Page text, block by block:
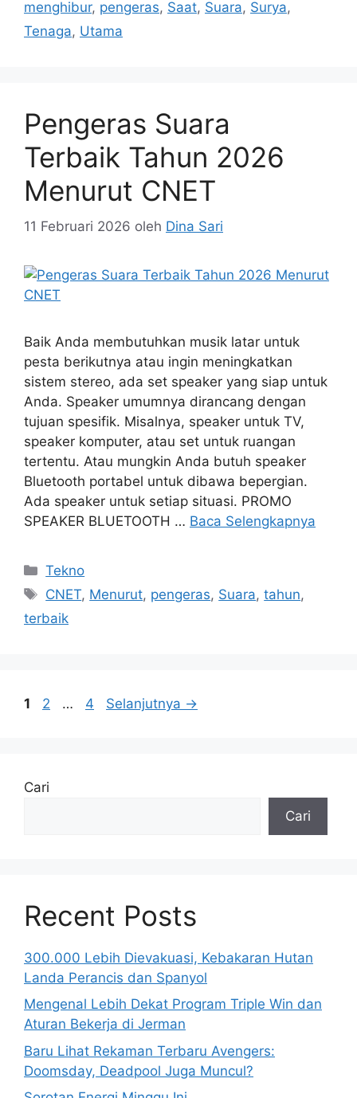
menghibur, pengeras, Saat, Suara, Surya,
Tenaga, Utama
Pengeras Suara
Terbaik Tahun 2026
Menurut CNET
11 Februari 2026 oleh Dina Sari
Baik Anda membutuhkan musik latar untuk
pesta berikutnya atau ingin meningkatkan
sistem stereo, ada set speaker yang siap untuk
Anda. Speaker umumnya dirancang dengan
tujuan spesifik. Misalnya, speaker untuk TV,
speaker komputer, atau set untuk ruangan
tertentu. Atau mungkin Anda butuh speaker
Bluetooth portabel untuk dibawa bepergian.
Ada speaker untuk setiap situasi. PROMO
SPEAKER BLUETOOTH … Baca Selengkapnya
Kategori
Tekno
Tag
CNET, Menurut, pengeras, Suara,tahun,
terbaik
Halaman
1 Halaman
2 … Halaman
4 Selanjutnya →
Cari
Cari
Recent Posts
300.000 Lebih Dievakuasi, Kebakaran Hutan
Landa Perancis dan Spanyol
Mengenal Lebih Dekat Program Triple Win dan
Aturan Bekerja di Jerman
Baru Lihat Rekaman Terbaru Avengers:
Doomsday, Deadpool Juga Muncul?